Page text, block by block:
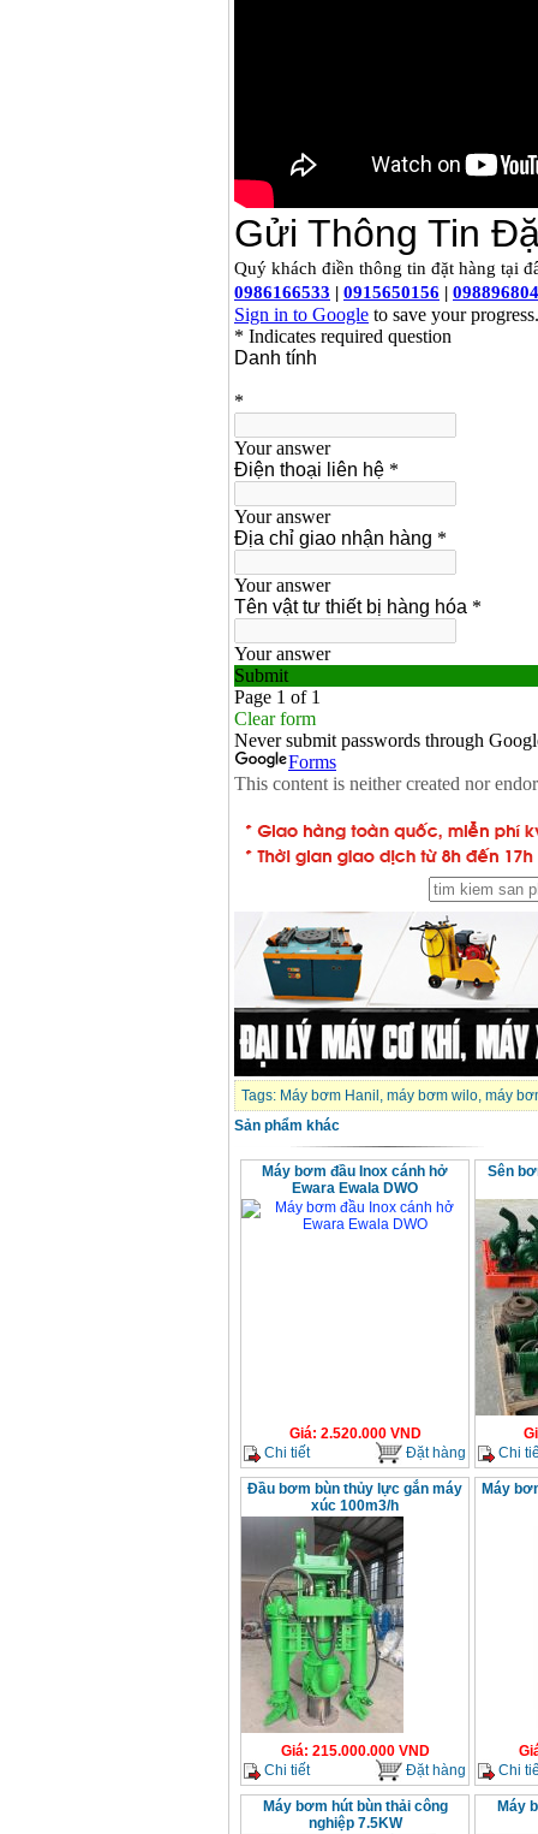
Tags: Máy bơm Hanil , máy bơm wilo, máy
Sản phẩm khác
Máy bơm đầu Inox cánh hở
Ewara Ewala DWO
Giá: 2.520.000VND
Chi tiết
Đặt hàng
Sên
Chi
Đầu bơm bùn thủy lực gắn máy
xúc 100m3/h
Giá: 215.000.000VND
Chi tiết
Đặt hàng
Máy
Chi
Máy bơm hút bùn thải công
nghiệp 7.5KW
Máy